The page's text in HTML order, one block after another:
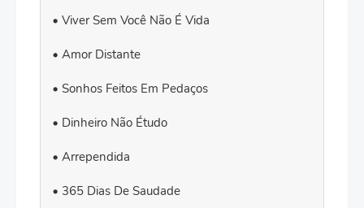
Viver Sem Você Não É Vida
Amor Distante
Sonhos Feitos Em Pedaços
Dinheiro Não Étudo
Arrependida
365 Dias De Saudade